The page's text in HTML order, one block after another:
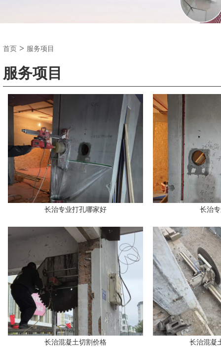
首页 > 服务项目
服务项目
长治专业打孔哪家好 长治
长治混凝土切割价格 长治混凝